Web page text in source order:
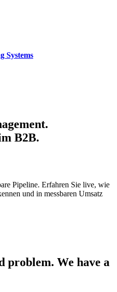
Systems
B2B.
Pipeline. Erfahren Sie live, wie
und in messbaren Umsatz
problem. We have a